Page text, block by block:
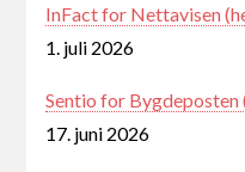
InFact for Nettavisen
1. juli 2026
Sentio for
17. juni 2026